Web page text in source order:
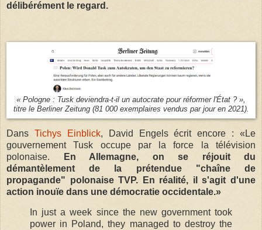
délibérément le regard.
« Pologne : Tusk deviendra-t-il un autocrate pour réformer l'État ? »,
titre le Berliner Zeitung (81 000 exemplaires vendus par jour en 2021).
Dans Tichys Einblick, David Engels écrit encore : «Le
gouvernement Tusk occupe par la force la télévision
polonaise. En Allemagne, on se réjouit du
démantèlement de la prétendue "chaîne de
propagande" polonaise TVP. En réalité, il s'agit d'une
action inouïe dans une démocratie occidentale.»
In just a week since the new government took
power in Poland, they managed to destroy the